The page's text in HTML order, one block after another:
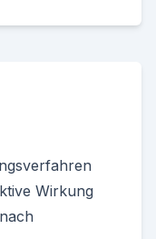
Wirkung